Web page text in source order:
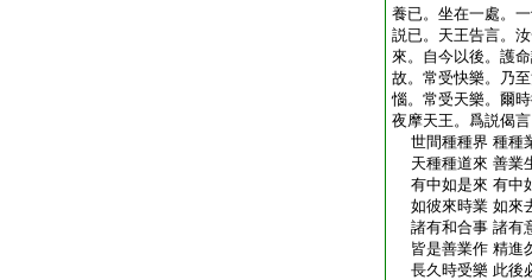
養已。坐在一處。
説已。天王告言。
來。自今以後。護
故。常受快樂。乃
惱。常受天樂。爾
夜摩天王。爲説偈言
世間種種界 種種
天種種道來 善業
有中如是來 有中
如彼來時業 如來
諸有和合事 諸有
皆是善業作 精進
長久時受樂 此後